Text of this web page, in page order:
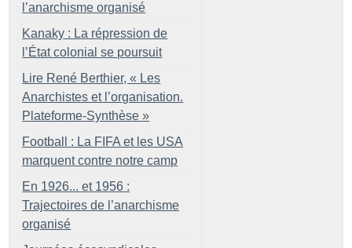
l’anarchisme organisé
Kanaky : La répression de
l’État colonial se poursuit
Lire René Berthier, « Les
Anarchistes et l’organisation.
Plateforme-Synthèse »
Football : La FIFA et les USA
marquent contre notre camp
En 1926... et 1956 :
Trajectoires de l’anarchisme
organisé